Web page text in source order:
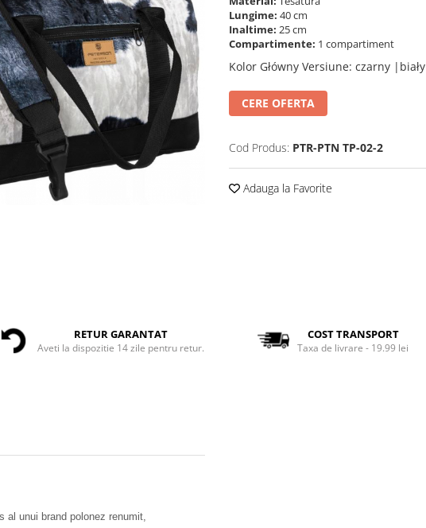
Lungime: 40 cm
Inaltime: 25 cm
Compartimente: 1 compartiment
Kolor Główny Versiune: czarny |biały
CERE OFERTA
Cod Produs: PTR-PTN TP-02-2
Adauga la Favorite
RETUR GARANTAT
Aveti la dispozitie 14 zile pentru retur.
COST TRANSPORT
Taxa de livrare - 19.99 lei
al unui brand polonez renumit,